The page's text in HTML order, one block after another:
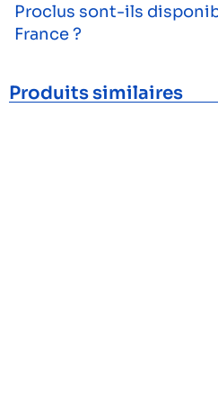
Proclus sont-ils
France ?
Produits similaires